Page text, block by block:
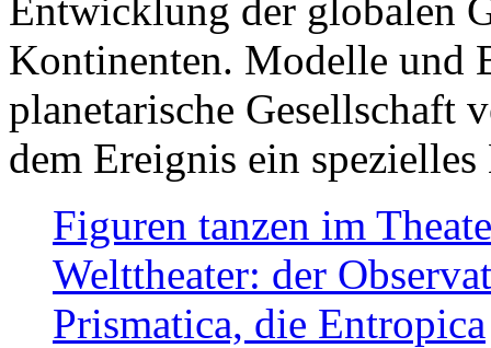
Entwicklung der globalen
Kontinenten. Modelle und
planetarische Gesellschaft
dem Ereignis ein
Figuren tanzen im
Welttheater: der
Prismatica, die Entropica